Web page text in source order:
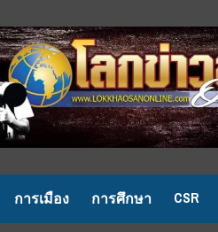
การเมือง การศึกษา CSR